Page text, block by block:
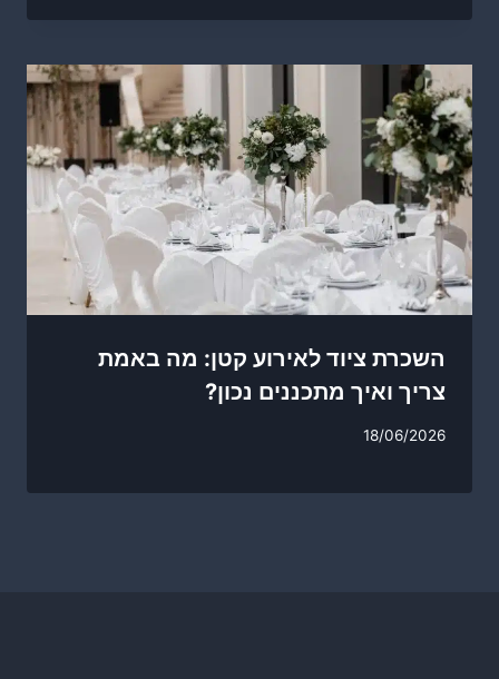
השכרת ציוד לאירוע קטן: מה באמת
צריך ואיך מתכננים נכון?
18/06/2026